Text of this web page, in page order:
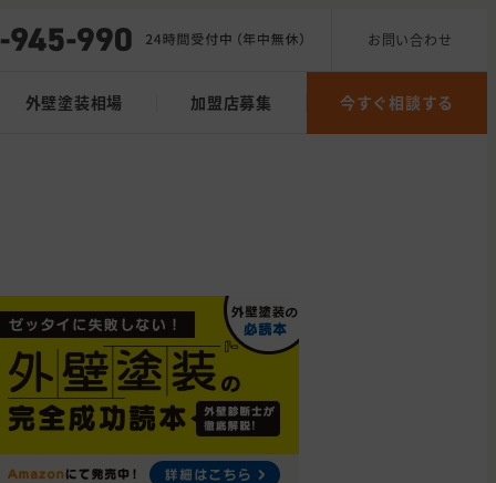
お問い合わせ
外壁塗装相場 加盟店募集 今すぐ相談する